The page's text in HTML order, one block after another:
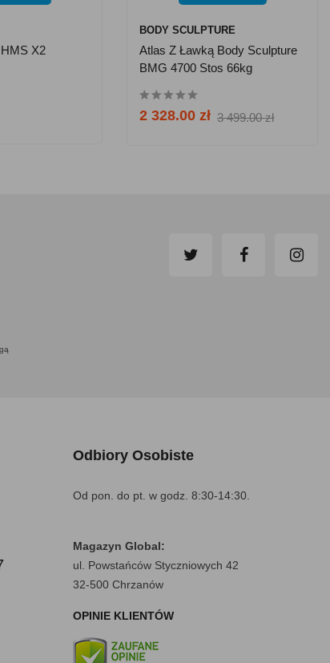
X2
BODY SCULPTURE
Atlas Z Ławką Body Sculpture
BMG 4700 Stos 66kg
2 328.00 zł 3 499.00 zł
Odbiory Osobiste
Od pon. do pt. w godz. 8:30-14:30.
Magazyn Global:
ul. Powstańców Styczniowych 42
32-500 Chrzanów
OPINIE KLIENTÓW